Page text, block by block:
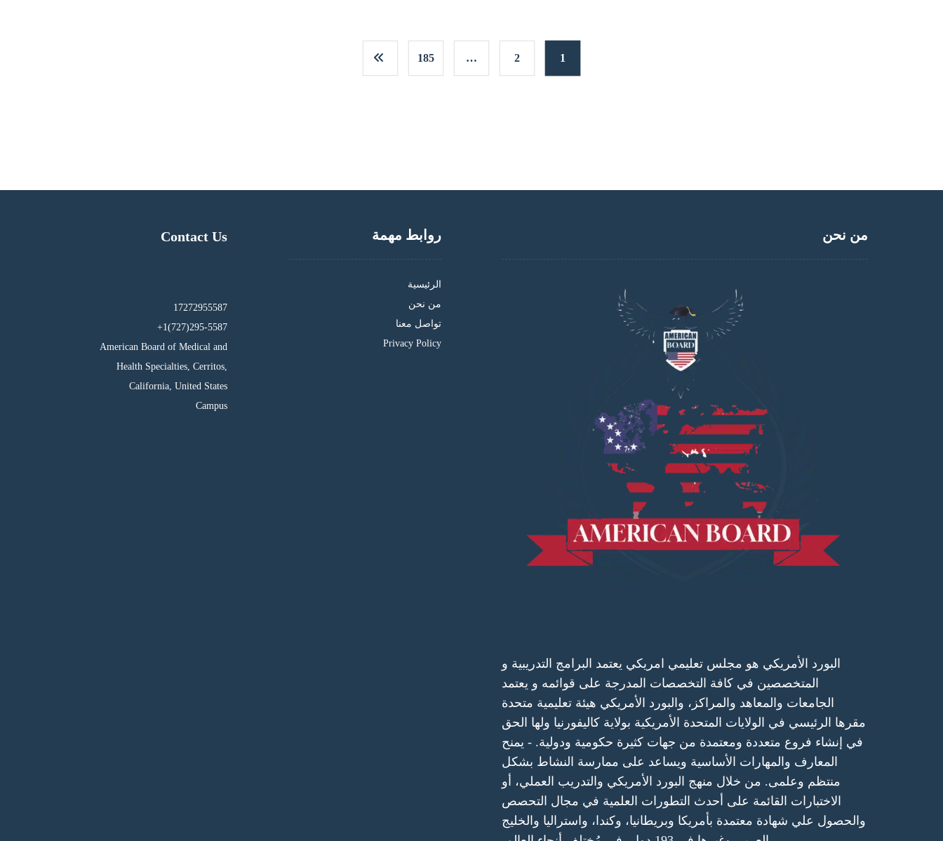
1
2
…
185
من نحن
البورد الأمريكي هو مجلس تعليمي امريكي يعتمد البرامج التدريبية و
المتخصصين في كافة التخصصات المدرجة على قوائمه و يعتمد
الجامعات والمعاهد والمراكز، والبورد الأمريكي هيئة تعليمية متحدة
مقرها الرئيسي في الولايات المتحدة الأمريكية بولاية كاليفورنيا ولها الحق
في إنشاء فروع متعددة ومعتمدة من جهات كثيرة حكومية ودولية. - يمنح
المعارف والمهارات الأساسية ويساعد على ممارسة النشاط بشكل
منتظم وعلمى. من خلال منهج البورد الأمريكي والتدريب العملي، أو
الاختبارات القائمة على أحدث التطورات العلمية في مجال التحصص
والحصول علي شهادة معتمدة بأمريكا وبريطانيا، وكندا، واستراليا والخليج
روابط مهمة
الرئيسية
من نحن
تواصل معنا
Privacy Policy
Contact Us
17272955587
295-5587(727)1+
American Board of Medical and
Health Specialties, Cerritos,
California, United States
Campus